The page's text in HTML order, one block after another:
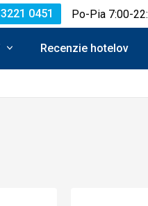
0451 Po-Pia 7:00-
Recenzie hotelov